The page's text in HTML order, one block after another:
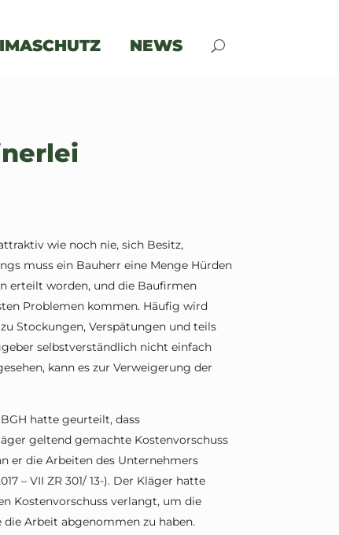
NEWS
wie noch nie, sich Besitz,
muss ein Bauherr eine Menge Hürden
erteilt worden, und die Baufirmen
Problemen kommen. Häufig wird
Stockungen, Verspätungen und teils
selbstverständlich nicht einfach
kann es zur Verweigerung der
hatte geurteilt, dass
geltend gemachte Kostenvorschuss
er die Arbeiten des Unternehmers
– VII ZR 301/ 13-). Der Kläger hatte
Kostenvorschuss verlangt, um die
Arbeit abgenommen zu haben.